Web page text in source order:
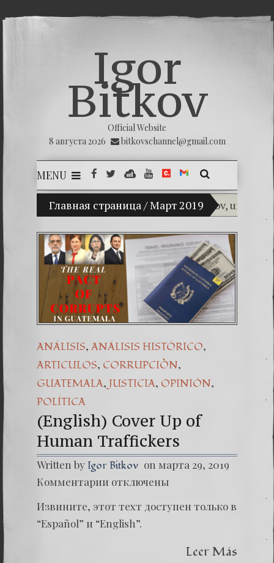
Igor
Bitkov
Official Website
8 августа 2026
bitkovschannel@gmail.com
MENU
Главная страница/Март 2019
(Español) Mi hijo Vladimir Bitkov, una
(Español)
(Español)
(Español)
(Español)
Dr. Erwin
ANÁLISIS, ANÁLISIS HISTÓRICO,
ARTICULOS, CORRUPCIÒN,
GUATEMALA, JUSTICIA, OPINIÓN,
POLÍTICA
(English) Cover Up of
Human Traffickers
Written by Igor Bitkov on марта 29, 2019
Комментарии
Human
отключены
Извините, этот техт доступен только в
“Español” и “English”.
Leer Más